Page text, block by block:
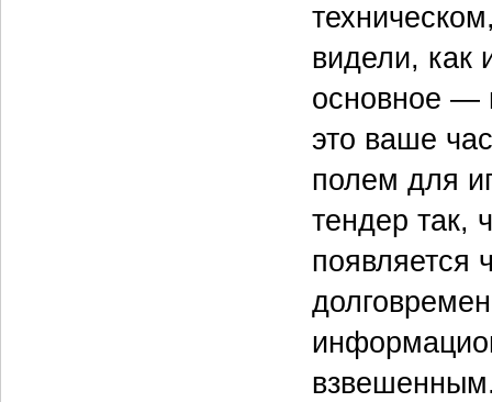
видели, как
основное —
это ваше
полем для
тендер так,
появляется